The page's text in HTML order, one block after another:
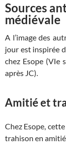
Sources
médiévale
A l’image des
jour est inspirée
chez Esope (VIe
après JC).
Amitié et
Chez Esope,
trahison en